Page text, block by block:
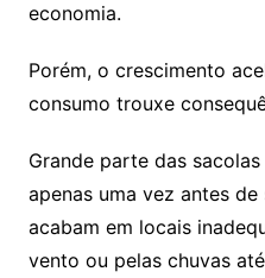
economia.
Porém, o crescimento
consumo trouxe
Grande parte das
apenas uma vez antes
acabam em locais
vento ou pelas chuvas